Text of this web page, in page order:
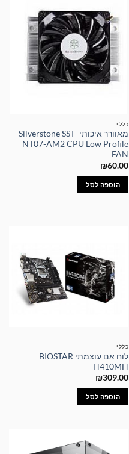
כללי
מאוורר איכותי Silverstone SST-
NT07-AM2 CPU Low Profile
FAN
₪60.00
הוספה לסל
כללי
לוח אם עוצמתי BIOSTAR
H410MH
₪309.00
הוספה לסל